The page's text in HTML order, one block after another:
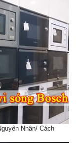
Nhân/ Cách